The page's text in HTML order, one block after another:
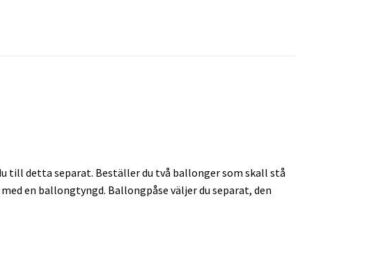
till detta separat. Beställer du två ballonger som skall stå
en ballongtyngd. Ballongpåse väljer du separat, den